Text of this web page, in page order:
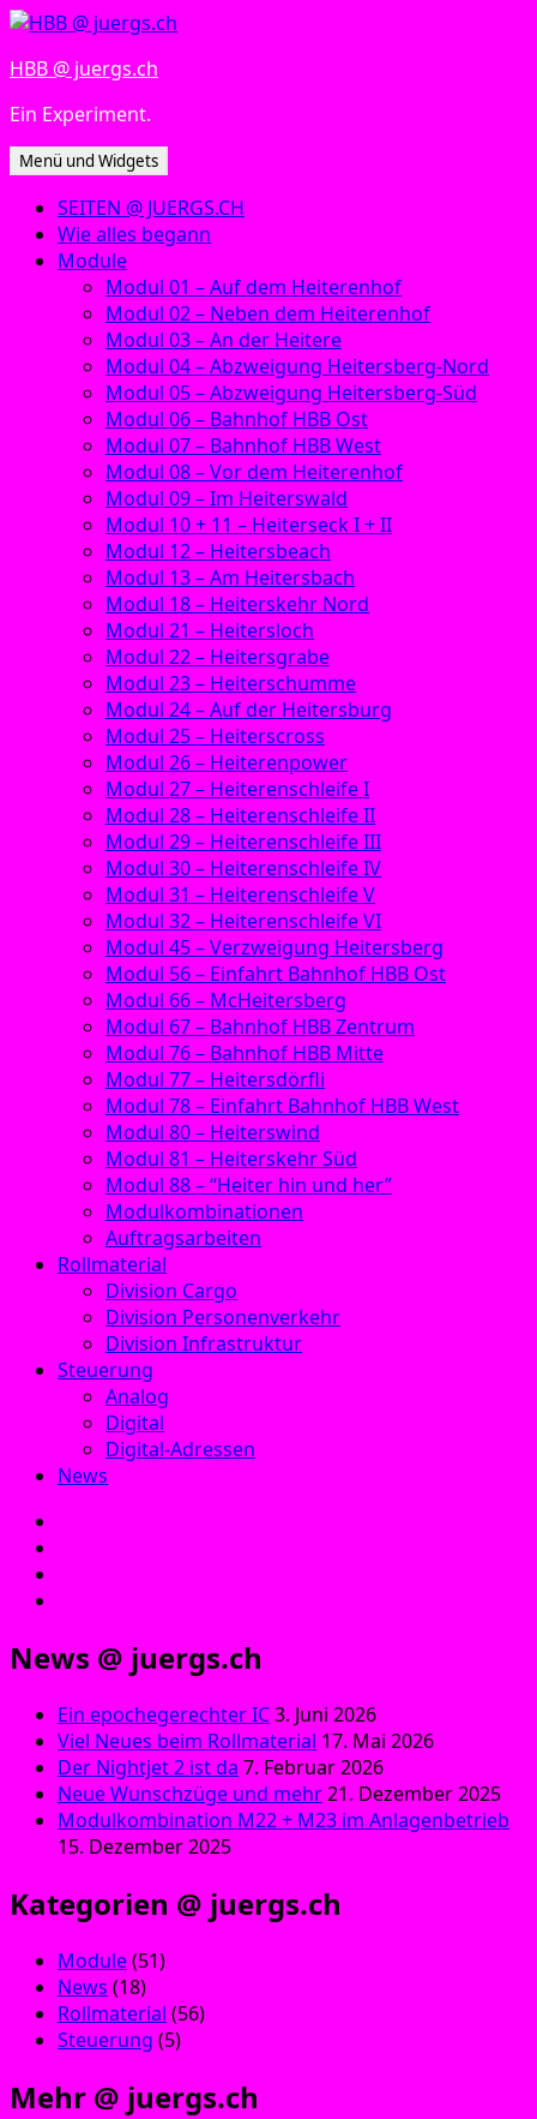
Zum
springen
HBB @ juergs.ch
Ein Experiment.
Menü und Widgets
SEITEN @ JUERGS.CH
Wie alles begann
Module
Modul 01 – Auf dem Heiterenhof
Modul 02 – Neben dem Heiterenhof
Modul 03 – An der Heitere
Modul 04 – Abzweigung Heitersberg-Nord
Modul 05 – Abzweigung Heitersberg-Süd
Modul 06 – Bahnhof HBB Ost
Modul 07 – Bahnhof HBB West
Modul 08 – Vor dem Heiterenhof
Modul 09 – Im Heiterswald
Modul 10 + 11 – Heiterseck I + II
Modul 12 – Heitersbeach
Modul 13 – Am Heitersbach
Modul 18 – Heiterskehr Nord
Modul 21 – Heitersloch
Modul 22 – Heitersgrabe
Modul 23 – Heiterschumme
Modul 24 – Auf der Heitersburg
Modul 25 – Heiterscross
Modul 26 – Heiterenpower
Modul 27 – Heiterenschleife I
Modul 28 – Heiterenschleife II
Modul 29 – Heiterenschleife III
Modul 30 – Heiterenschleife IV
Modul 31 – Heiterenschleife V
Modul 32 – Heiterenschleife VI
Modul 45 – Verzweigung Heitersberg
Modul 56 – Einfahrt Bahnhof HBB Ost
Modul 66 – McHeitersberg
Modul 67 – Bahnhof HBB Zentrum
Modul 76 – Bahnhof HBB Mitte
Modul 77 – Heitersdörfli
Modul 78 – Einfahrt Bahnhof HBB West
Modul 80 – Heiterswind
Modul 81 – Heiterskehr Süd
Modul 88 – “Heiter hin und her”
Modulkombinationen
Auftragsarbeiten
Rollmaterial
Division Cargo
Division Personenverkehr
Division Infrastruktur
Steuerung
Analog
Digital
Digital-Adressen
News
News @ juergs.ch
Ein epochegerechter IC3. Juni 2026
Viel Neues beim Rollmaterial 17. Mai 2026
Der Nightjet 2 ist da 7. Februar 2026
Neue Wunschzüge und mehr21. Dezember 2025
Modulkombination M22 + M23 im Anlagenbetrieb
15. Dezember 2025
Kategorien @ juergs.ch
Module(51)
News (18)
Rollmaterial (56)
Steuerung (5)
Mehr @ juergs.ch